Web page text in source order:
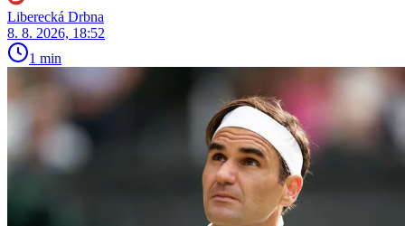
Liberecká Drbna
8. 8. 2026, 18:52
1 min